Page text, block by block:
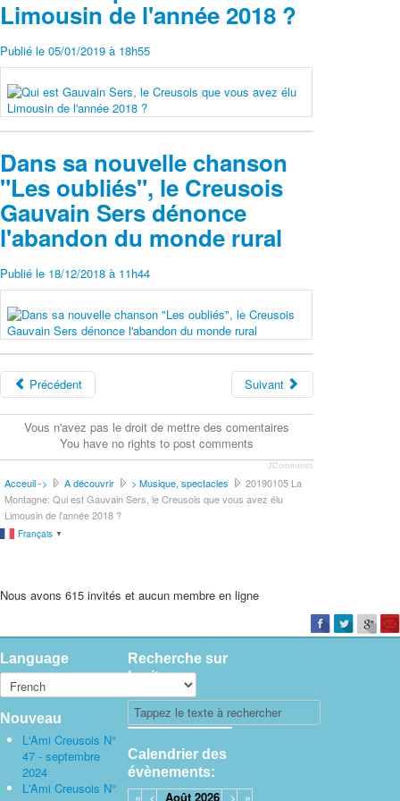
Limousin de l'année 2018 ?
Publié le 05/01/2019 à 18h55
Dans sa nouvelle chanson
"Les oubliés", le Creusois
Gauvain Sers dénonce
l'abandon du monde rural
Publié le 18/12/2018 à 11h44
Précédent Suivant
Vous n'avez pas le droit de mettre des comentaires
You have no rights to post comments
JComments
Acceuil -> A découvrir > Musique, spectacles
20190105 La
Montagne: Qui est Gauvain Sers, le Creusois que vous avez élu
Limousin de l'année 2018 ?
Français ▼
Nous avons 615 invités et aucun membre en ligne
Language
Nouveau
L'Ami Creusois N°
47 - septembre
2024
L'Ami Creusois N°
Recherche sur
le site
Calendrier des
évènements:
« < Août 2026 > »